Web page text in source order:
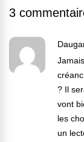
3
? Il
vont
les
un